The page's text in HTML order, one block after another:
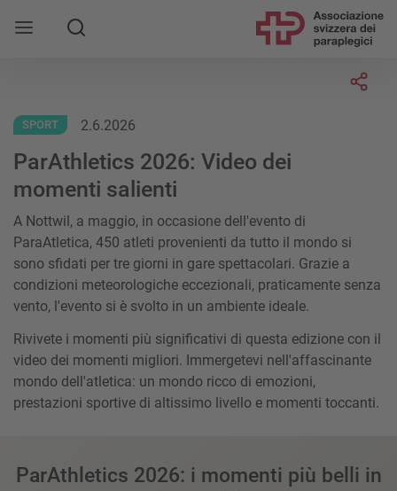
SPORT 2.6.2026
ParAthletics 2026: Video dei
momenti salienti
A Nottwil, a maggio, in occasione dell'evento di
ParaAtletica, 450 atleti provenienti da tutto il mondo si
sono sfidati per tre giorni in gare spettacolari. Grazie a
condizioni meteorologiche eccezionali, praticamente senza
vento, l'evento si è svolto in un ambiente ideale.
Rivivete i momenti più significativi di questa edizione con il
video dei momenti migliori. Immergetevi nell'affascinante
mondo dell'atletica: un mondo ricco di emozioni,
prestazioni sportive di altissimo livello e momenti toccanti.
ParAthletics 2026: i momenti più belli in